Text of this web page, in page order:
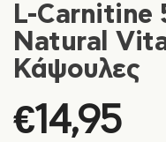
L-Carnitine
Natural
Κάψουλες
€14,95